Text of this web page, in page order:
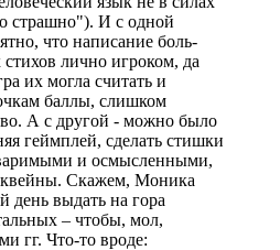
страшно"). И с одной
что написание боль-
лично игроком, да
их могла считать и
баллы, слишком
А с другой - можно было
геймплей, сделать стишки
и осмысленными,
Скажем, Моника
день выдать на гора
– чтобы, мол,
гг. Что-то вроде: